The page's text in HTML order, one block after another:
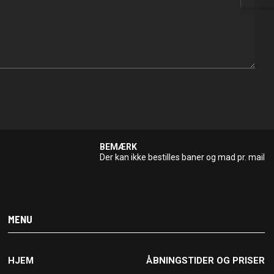
BEMÆRK
Der kan ikke bestilles baner og mad pr. mail
MENU
HJEM ÅBNINGSTIDER OG PRISER